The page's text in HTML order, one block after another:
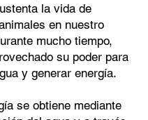
la vida de
en nuestro
mucho tiempo,
su poder para
y generar energía.
se obtiene mediante